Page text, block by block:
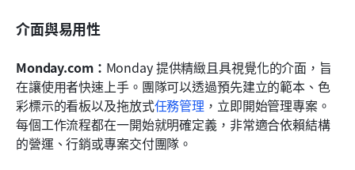
介面與易用性
Monday.com： Monday 提供精緻且具視覺化的介面，旨
在讓使用者快速上手。團隊可以透過預先建立的範本、色
彩標示的看板以及拖放式任務管理 ，立即開始管理專案。
每個工作流程都在一開始就明確定義，非常適合依賴結構
的營運、行銷或專案交付團隊。